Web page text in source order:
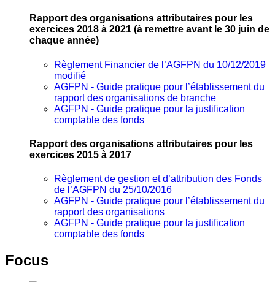
Rapport des organisations attributaires pour les
exercices 2018 à 2021 (à remettre avant le 30 juin de
chaque année)
Règlement Financier de l’AGFPN du 10/12/2019
modifié
AGFPN ‐ Guide pratique pour l’établissement du
rapport des organisations de branche
AGFPN ‐ Guide pratique pour la justification
comptable des fonds
Rapport des organisations attributaires pour les
exercices 2015 à 2017
Règlement de gestion et d’attribution des Fonds
de l’AGFPN du 25/10/2016
AGFPN ‐ Guide pratique pour l’établissement du
rapport des organisations
AGFPN ‐ Guide pratique pour la justification
comptable des fonds
Focus